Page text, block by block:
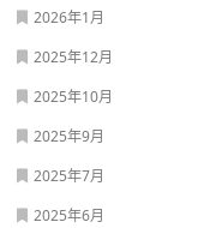
2026年1月
2025年12月
2025年10月
2025年9月
2025年7月
2025年6月